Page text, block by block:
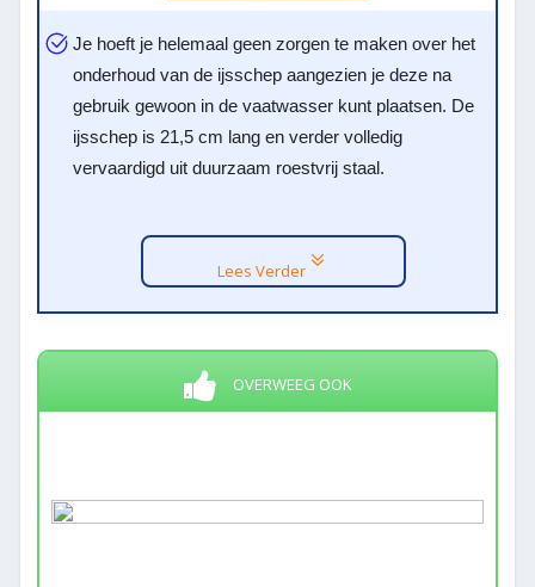
Je hoeft je helemaal geen zorgen te maken over het
onderhoud van de ijsschep aangezien je deze na
gebruik gewoon in de vaatwasser kunt plaatsen. De
ijsschep is 21,5 cm lang en verder volledig
vervaardigd uit duurzaam roestvrij staal.
Lees Verder
OVERWEEG OOK